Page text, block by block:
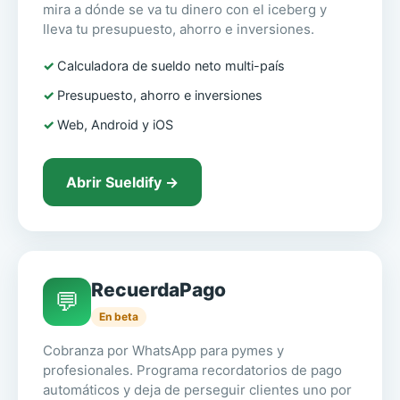
mira a dónde se va tu dinero con el iceberg y
lleva tu presupuesto, ahorro e inversiones.
Calculadora de sueldo neto multi-país
Presupuesto, ahorro e inversiones
Web, Android y iOS
Abrir Sueldify →
💬 RecuerdaPago
En beta
Cobranza por WhatsApp para pymes y
profesionales. Programa recordatorios de pago
automáticos y deja de perseguir clientes uno por